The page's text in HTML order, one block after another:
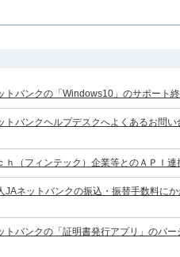
トバンクの「Windows10」のサポート
トバンクヘルプデスクへよくあるお問
ｈ（フィンテック）企業等とのＡＰＩ連
JAネットバンクの振込・振替手数料に
トバンクの「証明書発行アプリ」のバ